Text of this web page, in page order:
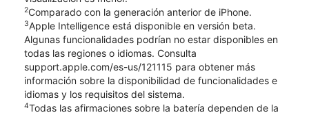
2Comparado con la generación anterior de iPhone.
3Apple Intelligence está disponible en versión beta.
Algunas funcionalidades podrían no estar disponibles en
todas las regiones o idiomas. Consulta
support.apple.com/es-us/121115 para obtener más
información sobre la disponibilidad de funcionalidades e
idiomas y los requisitos del sistema.
4Todas las afirmaciones sobre la batería dependen de la